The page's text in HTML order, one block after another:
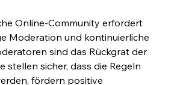
Online-Community erfordert
Moderation und kontinuierliche
sind das Rückgrat der
stellen sicher, dass die Regeln
fördern positive